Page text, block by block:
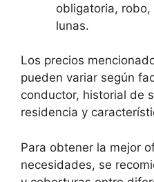
obligatoria,
lunas.
Los precios
pueden variar según
conductor, historial de
residencia y
Para obtener la mejor
necesidades, se